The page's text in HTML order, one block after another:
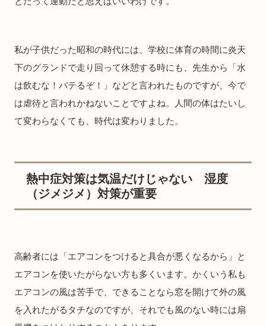
私が子供だった昭和の時代には、学校に体育の時間に炎天
下のグランドで走り回って休憩する時にも、先生から「水
は飲むな！バテるぞ！」などと言われたものですが、今で
は虐待と言われかねないことですよね。人間の体はたいし
て変わらなくても、時代は変わりました。
熱中症対策は気温だけじゃない 湿度
（ジメジメ）対策が重要
高齢者には「エアコンをつけると具合が悪くなるから」と
エアコンを使いたがらない方も多くいます。かくいう私も
エアコンの風は苦手で、できることなら窓を開けて外の風
を入れたがるタチなのですが、それでも風のない時には扇